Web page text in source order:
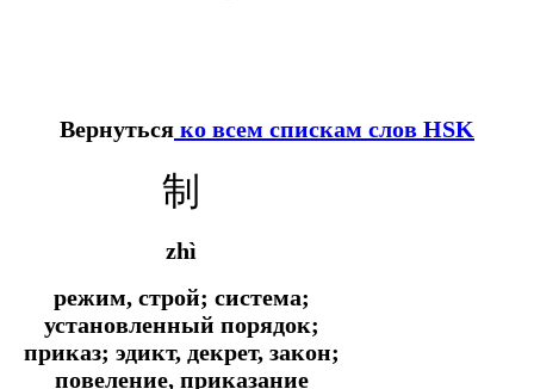
Вернуться ко всем спискам слов HSK
制
zhì
режим, строй; система;
установленный порядок;
приказ; эдикт, декрет, закон;
повеление, приказание